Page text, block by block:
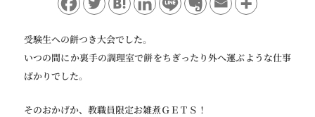
受験生への餅つき大会でした。
いつの間にか裏手の調理室で餅をちぎったり外へ運ぶような仕事
ばかりでした。
そのおかげか、教職員限定お雑煮ＧＥＴＳ！